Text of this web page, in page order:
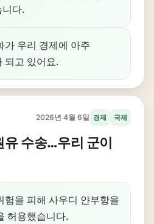
니다.
가 우리 경제에 아주
되고 있어요.
2026년 4월 6일 경제 국제
유 수송…우리 군이
험을 피해 사우디 얀부항을
허용했습니다.